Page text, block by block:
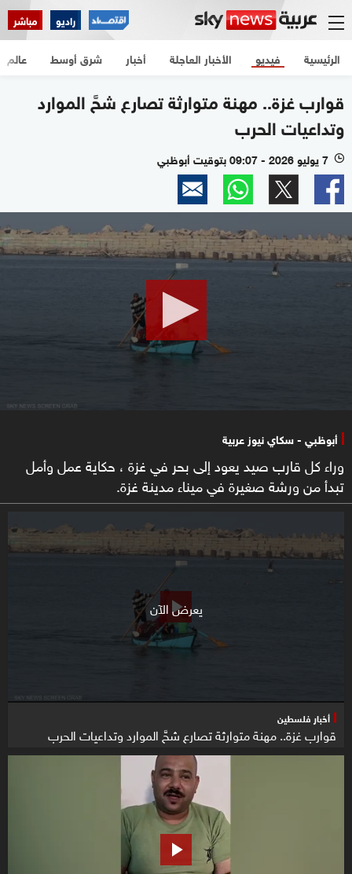
راديو مباشر
الرئيسية الأخبار العاجلة أخبار شرق أوسط عالم فيديو
قوارب غزة.. مهنة متوارثة تصارع شحَّ الموارد
وتداعيات الحرب
l 7 يوليو 2026 - 09:07 بتوقيت أبوظبي
seconds
of
2
أبوظبي - سكاي نيوز عربية
وراء كل قارب صيد يعود إلى بحر في غزة ، حكاية عمل وأمل
تبدأ من ورشة صغيرة في ميناء مدينة غزة.
يعرض الآن
أخبار فلسطين
قوارب غزة.. مهنة متوارثة تصارع شحَّ الموارد وتداعيات الحرب